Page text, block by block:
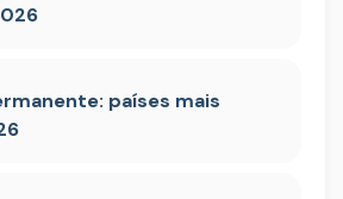
países mais